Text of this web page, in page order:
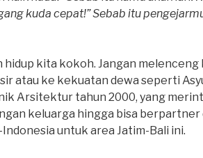
kuda cepat!” Sebab itu
hidup kita kokoh. Jangan
atau ke kekuatan dewa seperti
Arsitektur tahun 2000, yang
keluarga hingga bisa berpartner
untuk area Jatim-Bali ini.